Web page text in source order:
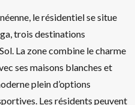
le résidentiel se situe
trois destinations
La zone combine le charme
ses maisons blanches et
plein d’options
Les résidents peuvent